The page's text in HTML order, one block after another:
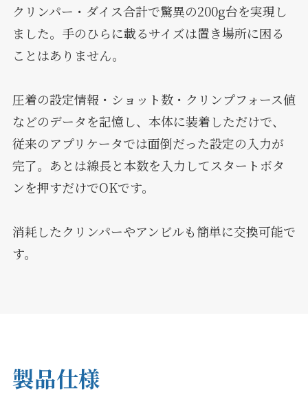
クリンパー・ダイス合計で驚異の200g台を実現し
ました。手のひらに載るサイズは置き場所に困る
ことはありません。
圧着の設定情報・ショット数・クリンプフォース値
などのデータを記憶し、本体に装着しただけで、
従来のアプリケータでは面倒だった設定の入力が
完了。あとは線長と本数を入力してスタートボタ
ンを押すだけでOKです。
消耗したクリンパーやアンビルも簡単に交換可能で
す。
製品仕様